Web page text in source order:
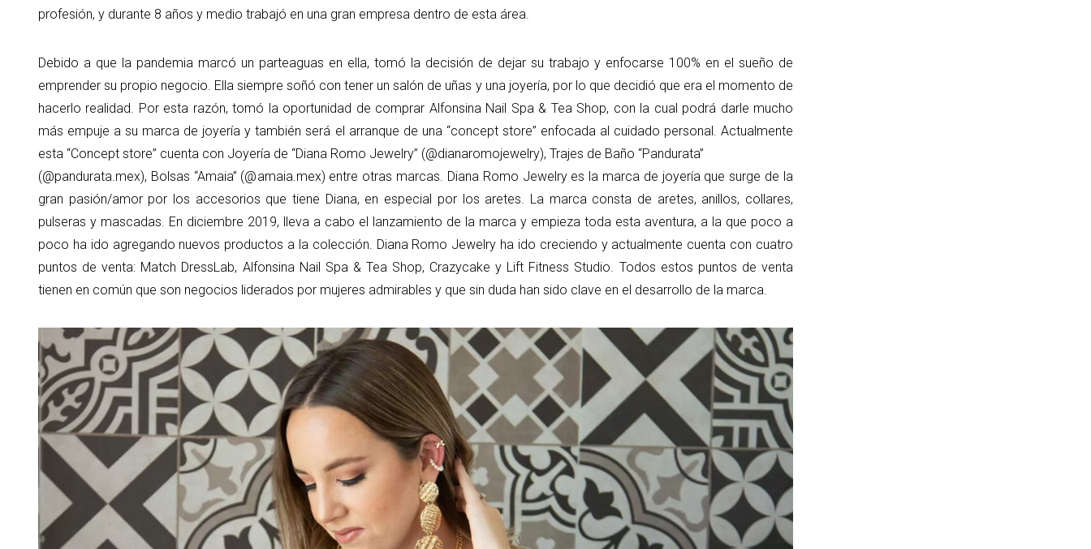
profesión, y durante 8 años y medio trabajó en una gran empresa dentro de esta área.
Debido a que la pandemia marcó un parteaguas en ella, tomó la decisión de dejar su trabajo y enfocarse 100% en el sueño de
emprender su propio negocio. Ella siempre soñó con tener un salón de uñas y una joyería, por lo que decidió que era el momento de
hacerlo realidad. Por esta razón, tomó la oportunidad de comprar Alfonsina Nail Spa & Tea Shop, con la cual podrá darle mucho
más empuje a su marca de joyería y también será el arranque de una “concept store” enfocada al cuidado personal. Actualmente
esta “Concept store” cuenta con Joyería de “Diana Romo Jewelry” (@dianaromojewelry), Trajes de Baño “Pandurata”
(@pandurata.mex), Bolsas “Amaia” (@amaia.mex) entre otras marcas. Diana Romo Jewelry es la marca de joyería que surge de la
gran pasión/amor por los accesorios que tiene Diana, en especial por los aretes. La marca consta de aretes, anillos, collares,
pulseras y mascadas. En diciembre 2019, lleva a cabo el lanzamiento de la marca y empieza toda esta aventura, a la que poco a
poco ha ido agregando nuevos productos a la colección. Diana Romo Jewelry ha ido creciendo y actualmente cuenta con cuatro
puntos de venta: Match DressLab, Alfonsina Nail Spa & Tea Shop, Crazycake y Lift Fitness Studio. Todos estos puntos de venta
tienen en común que son negocios liderados por mujeres admirables y que sin duda han sido clave en el desarrollo de la marca.